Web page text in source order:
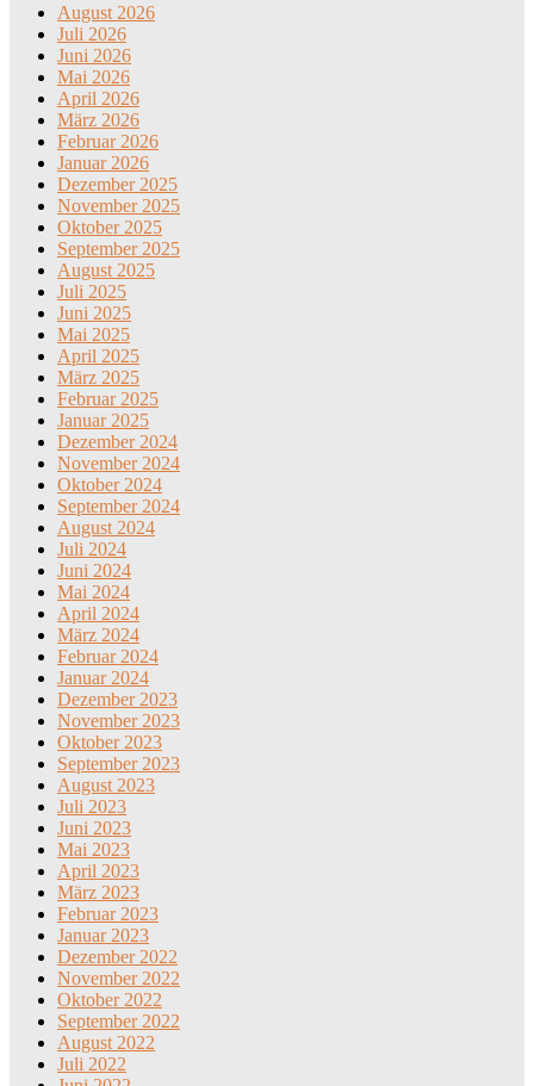
August 2026
Juli 2026
Juni 2026
Mai 2026
April 2026
März 2026
Februar 2026
Januar 2026
Dezember 2025
November 2025
Oktober 2025
September 2025
August 2025
Juli 2025
Juni 2025
Mai 2025
April 2025
März 2025
Februar 2025
Januar 2025
Dezember 2024
November 2024
Oktober 2024
September 2024
August 2024
Juli 2024
Juni 2024
Mai 2024
April 2024
März 2024
Februar 2024
Januar 2024
Dezember 2023
November 2023
Oktober 2023
September 2023
August 2023
Juli 2023
Juni 2023
Mai 2023
April 2023
März 2023
Februar 2023
Januar 2023
Dezember 2022
November 2022
Oktober 2022
September 2022
August 2022
Juli 2022